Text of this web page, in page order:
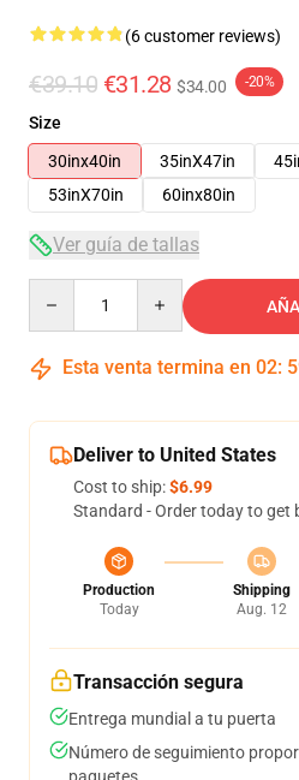
(6 customer reviews)
€39.10 €31.28 $34.00 -20%
Size
30inx40in
35inX47in
53inX70in
60inx80in
Ver guía de tallas
Esta venta termina en 02:
Deliver to United States
Cost to ship:$6.99
Standard - Order today to get
Production
Today
Shipping
Aug. 12
Transacción segura
Entrega mundial a tu puerta
Número de seguimiento